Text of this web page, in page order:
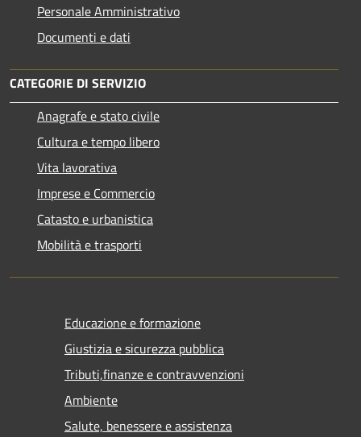
Personale Amministrativo
Documenti e dati
CATEGORIE DI SERVIZIO
Anagrafe e stato civile
Cultura e tempo libero
Vita lavorativa
Imprese e Commercio
Catasto e urbanistica
Mobilità e trasporti
Educazione e formazione
Giustizia e sicurezza pubblica
Tributi,finanze e contravvenzioni
Ambiente
Salute, benessere e assistenza